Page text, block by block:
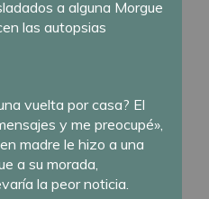
a alguna Morgue
las autopsias
vuelta por casa? El
y me preocupé»,
madre le hizo a una
a su morada,
la peor noticia.